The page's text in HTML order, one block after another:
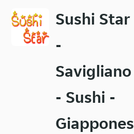
contenuto
principale
Sushi Star
-
Savigliano
- Sushi -
Giappones